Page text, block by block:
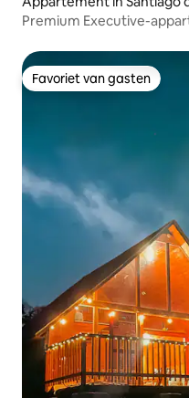
Premium Executive-
Favoriet van gasten
Favoriet van gasten